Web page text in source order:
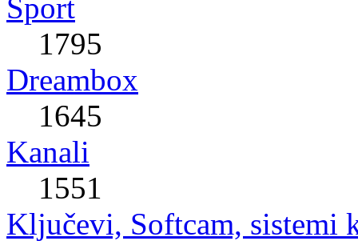
Sport
1795
Dreambox
1645
Kanali
1551
Ključevi, Softcam, sistemi